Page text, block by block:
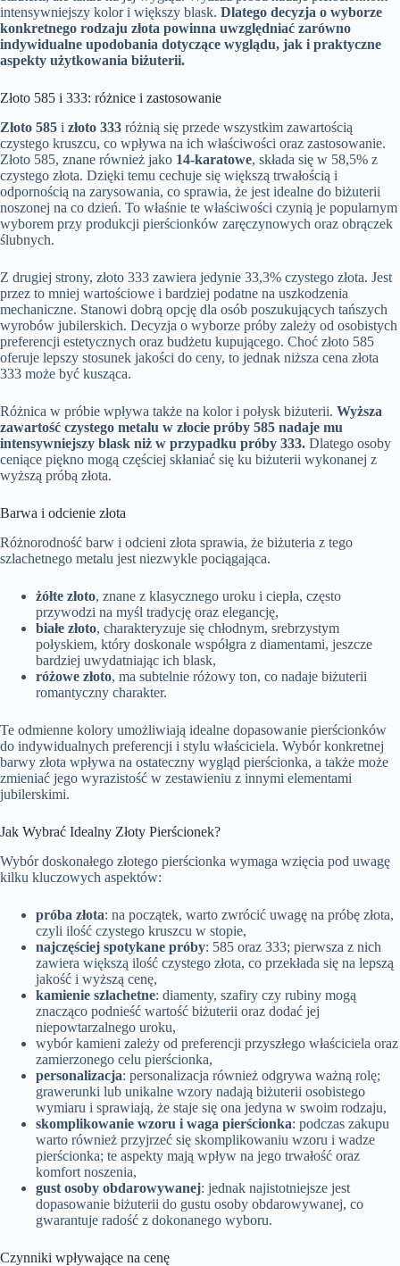
intensywniejszy kolor i większy blask. Dlatego decyzja o wyborze
konkretnego rodzaju złota powinna uwzględniać zarówno
indywidualne upodobania dotyczące wyglądu, jak i praktyczne
aspekty użytkowania biżuterii.
Złoto 585 i 333: różnice i zastosowanie
Złoto 585 i złoto 333 różnią się przede wszystkim zawartością
czystego kruszcu, co wpływa na ich właściwości oraz zastosowanie.
Złoto 585, znane również jako 14-karatowe, składa się w 58,5% z
czystego złota. Dzięki temu cechuje się większą trwałością i
odpornością na zarysowania, co sprawia, że jest idealne do biżuterii
noszonej na co dzień. To właśnie te właściwości czynią je popularnym
wyborem przy produkcji pierścionków zaręczynowych oraz obrączek
ślubnych.
Z drugiej strony, złoto 333 zawiera jedynie 33,3% czystego złota. Jest
przez to mniej wartościowe i bardziej podatne na uszkodzenia
mechaniczne. Stanowi dobrą opcję dla osób poszukujących tańszych
wyrobów jubilerskich. Decyzja o wyborze próby zależy od osobistych
preferencji estetycznych oraz budżetu kupującego. Choć złoto 585
oferuje lepszy stosunek jakości do ceny, to jednak niższa cena złota
333 może być kusząca.
Różnica w próbie wpływa także na kolor i połysk biżuterii. Wyższa
zawartość czystego metalu w złocie próby 585 nadaje mu
intensywniejszy blask niż w przypadku próby 333. Dlatego osoby
ceniące piękno mogą częściej skłaniać się ku biżuterii wykonanej z
wyższą próbą złota.
Barwa i odcienie złota
Różnorodność barw i odcieni złota sprawia, że biżuteria z tego
szlachetnego metalu jest niezwykle pociągająca.
żółte złoto, znane z klasycznego uroku i ciepła, często
przywodzi na myśl tradycję oraz elegancję,
białe złoto, charakteryzuje się chłodnym, srebrzystym
połyskiem, który doskonale współgra z diamentami, jeszcze
bardziej uwydatniając ich blask,
różowe złoto, ma subtelnie różowy ton, co nadaje biżuterii
romantyczny charakter.
Te odmienne kolory umożliwiają idealne dopasowanie pierścionków
do indywidualnych preferencji i stylu właściciela. Wybór konkretnej
barwy złota wpływa na ostateczny wygląd pierścionka, a także może
zmieniać jego wyrazistość w zestawieniu z innymi elementami
jubilerskimi.
Jak Wybrać Idealny Złoty Pierścionek?
Wybór doskonałego złotego pierścionka wymaga wzięcia pod uwagę
kilku kluczowych aspektów:
próba złota: na początek, warto zwrócić uwagę na próbę złota,
czyli ilość czystego kruszcu w stopie,
najczęściej spotykane próby: 585 oraz 333; pierwsza z nich
zawiera większą ilość czystego złota, co przekłada się na lepszą
jakość i wyższą cenę,
kamienie szlachetne: diamenty, szafiry czy rubiny mogą
znacząco podnieść wartość biżuterii oraz dodać jej
niepowtarzalnego uroku,
wybór kamieni zależy od preferencji przyszłego właściciela oraz
zamierzonego celu pierścionka,
personalizacja: personalizacja również odgrywa ważną rolę;
grawerunki lub unikalne wzory nadają biżuterii osobistego
wymiaru i sprawiają, że staje się ona jedyna w swoim rodzaju,
skomplikowanie wzoru i waga pierścionka: podczas zakupu
warto również przyjrzeć się skomplikowaniu wzoru i wadze
pierścionka; te aspekty mają wpływ na jego trwałość oraz
komfort noszenia,
gust osoby obdarowywanej: jednak najistotniejsze jest
dopasowanie biżuterii do gustu osoby obdarowywanej, co
gwarantuje radość z dokonanego wyboru.
Czynniki wpływające na cenę